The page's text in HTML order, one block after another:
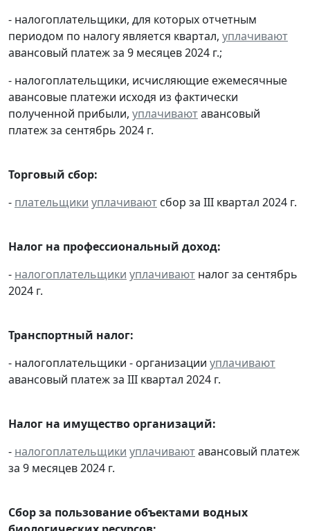
- налогоплательщики, для которых отчетным
периодом по налогу является квартал, уплачивают
авансовый платеж за 9 месяцев 2024 г.;
- налогоплательщики, исчисляющие ежемесячные
авансовые платежи исходя из фактически
полученной прибыли, уплачиваютавансовый
платеж за сентябрь 2024 г.
Торговый сбор:
- плательщики уплачивают сбор за III квартал 2024 г.
Налог на профессиональный доход:
- налогоплательщики уплачивают налог за сентябрь
2024 г.
Транспортный налог:
- налогоплательщики - организации уплачивают
авансовый платеж за III квартал 2024 г.
Налог на имущество организаций:
- налогоплательщики уплачиваютавансовый платеж
за 9 месяцев 2024 г.
Сбор за пользование объектами водных